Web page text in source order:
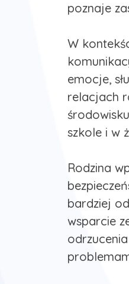
poznaje
W
emocje,
relacjach
szkole i w
Rodzina
bardziej
wsparcie